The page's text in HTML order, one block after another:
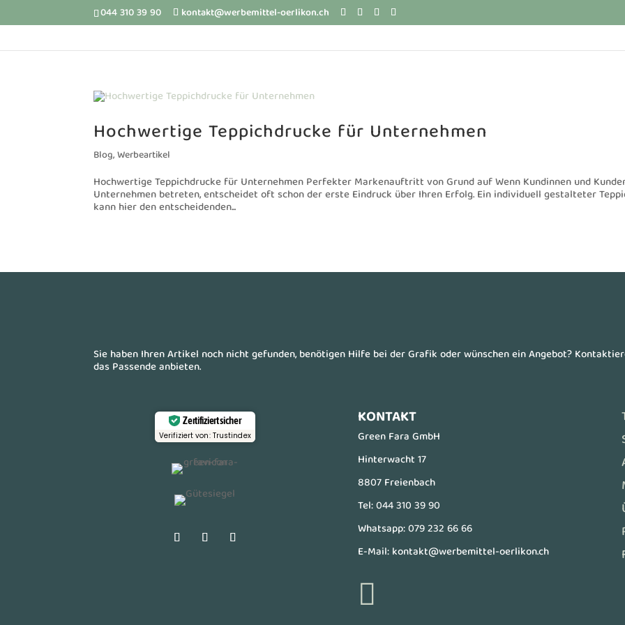
044 310 39 90 kontakt@werbemittel-oerlikon.ch
Hochwertige Teppichdrucke für Unternehmen
Blog,Werbeartikel
Hochwertige Teppichdrucke für Unternehmen Perfekter Markenauftritt von Grund auf Wenn Kundinnen und
Unternehmen betreten, entscheidet oft schon der erste Eindruck über Ihren Erfolg. Ein individuell gestalteter
kann hier den entscheidenden...
Sie haben Ihren Artikel noch nicht gefunden, benötigen Hilfe bei der Grafik oder wünschen ein Angebot?
das Passende anbieten.
Zertifiziert sicher
Verifiziert von: Trustindex
KONTAKT
Green Fara GmbH
Hinterwacht 17
8807 Freienbach
Tel:044 310 39 90
Whatsapp:079 232 66 66
E-Mail:kontakt@werbemittel-oerlikon.ch
